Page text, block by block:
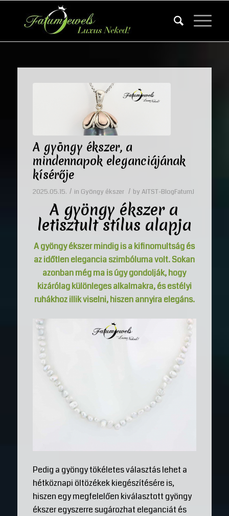
A gyöngy ékszer, a
mindennapok eleganciájának
kísérője
2025.05.15. / in Gyöngy ékszer / by AITST-BlogFatumJ
A gyöngy ékszer a
letisztult stílus alapja
A gyöngy ékszer mindig is a kifinomultság és
az időtlen elegancia szimbóluma volt. Sokan
azonban még ma is úgy gondolják, hogy
kizárólag különleges alkalmakra, és estélyi
ruhákhoz illik viselni, hiszen annyira elegáns.
Pedig a gyöngy tökéletes választás lehet a
hétköznapi öltözékek kiegészítésére is,
hiszen egy megfelelően kiválasztott gyöngy
ékszer egyszerre sugározhat eleganciát és